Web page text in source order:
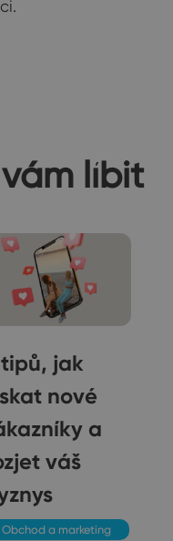
líbit
jak
nové
a
váš
Obchod a marketing